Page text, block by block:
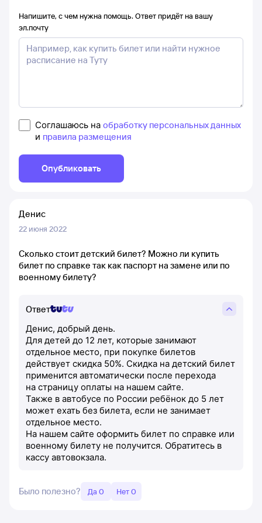
Напишите, с чем нужна помощь. Ответ придёт на вашу
эл.почту
Соглашаюсь на обработку персональных данных
и правила размещения
Опубликовать
Денис
22 июня 2022
Сколько стоит детский билет? Можно ли купить
билет по справке так как паспорт на замене или по
военному билету?
Ответ
Денис, добрый день.
Для детей до 12 лет, которые занимают
отдельное место, при покупке билетов
действует скидка 50%. Скидка на детский билет
применится автоматически после перехода
на страницу оплаты на нашем сайте.
Также в автобусе по России ребёнок до 5 лет
может ехать без билета, если не занимает
отдельное место.
На нашем сайте оформить билет по справке или
военному билету не получится. Обратитесь в
кассу автовокзала.
Было полезно? Да 0 Нет 0